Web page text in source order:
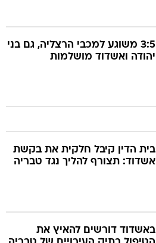
3:5 משוגע למכבי הרצליה, גם בני
יהודה ואשדוד מושלמות
בית הדין קיבל חלקית את בקשת
אשדוד: תצורף להליך נגד טבריה
באשדוד דורשים להאיץ את